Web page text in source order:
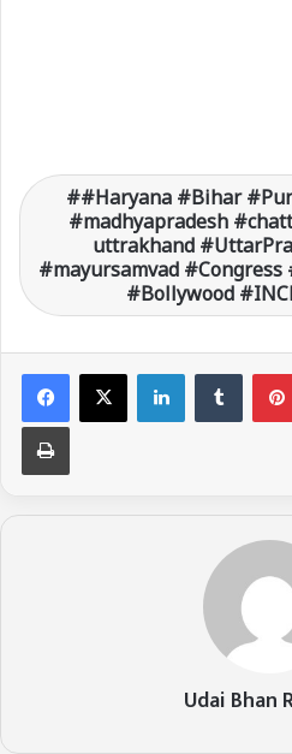
#Haryana #Bihar
#madhyapradesh
uttrakhand
#mayursamvad
#Bollywood
LinkedIn
Udai Bhan